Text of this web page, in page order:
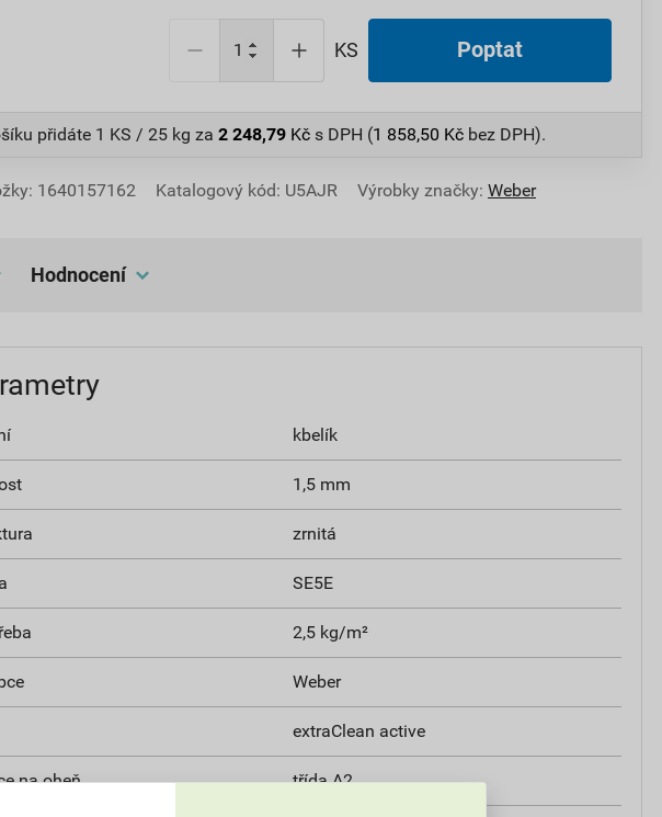
KS Poptat
přidáte 1 KS / 25 kg za 2 248,79 Kč s DPH (1 858,50 Kč bez DPH).
1640157162 Katalogový kód: U5AJR Výrobky značky: Weber
hodnocení
kbelík
1,5 mm
zrnitá
SE5E
2,5 kg/m²
Weber
extraClean active
na oheň třída A2